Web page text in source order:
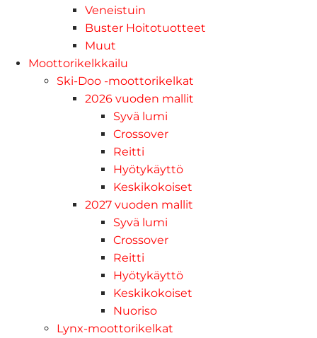
Veneistuin
Buster Hoitotuotteet
Muut
Moottorikelkkailu
Ski-Doo -moottorikelkat
2026 vuoden mallit
Syvä lumi
Crossover
Reitti
Hyötykäyttö
Keskikokoiset
2027 vuoden mallit
Syvä lumi
Crossover
Reitti
Hyötykäyttö
Keskikokoiset
Nuoriso
Lynx-moottorikelkat